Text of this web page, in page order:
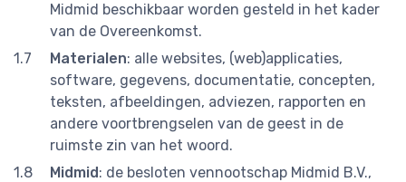
Midmid beschikbaar worden gesteld in het kader
van de Overeenkomst.
Materialen: alle websites, (web)applicaties,
software, gegevens, documentatie, concepten,
teksten, afbeeldingen, adviezen, rapporten en
andere voortbrengselen van de geest in de
ruimste zin van het woord.
Midmid: de besloten vennootschap Midmid B.V.,